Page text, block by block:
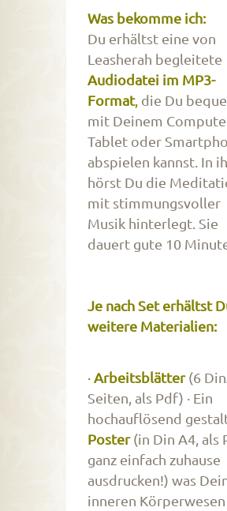
Was bekomme ich:
Du erhältst eine von
Leasherah begleitete
Audiodatei im MP3-
Format, die Du
mit Deinem
Tablet oder
abspielen kannst. In
hörst Du die
mit stimmungsvoller
Musik hinterlegt. Sie
dauert gute 10
Je nach Set erhältst
weitere Materialien:
·Arbeitsblätter(6
Seiten, als Pdf) · Ein
hochauflösend
Poster (in Din A4, als
ganz einfach zuhause
ausdrucken!) was
inneren